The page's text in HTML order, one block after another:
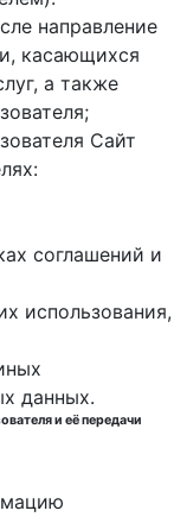
направление
касающихся
а также
Сайт
соглашений и
использования,
данных.
и её передачи